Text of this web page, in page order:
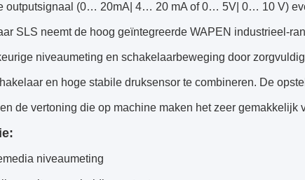
outputsignaal (0… 20mA| 4… 20 mA of 0… 5V| 0… 10 V)
SLS neemt de hoog geïntegreerde WAPEN industrieel-
niveaumeting en schakelaarbeweging door
en hoge stabile druksensor te combineren. De
de vertoning die op machine maken het zeer gemakkelijk
niveaumeting